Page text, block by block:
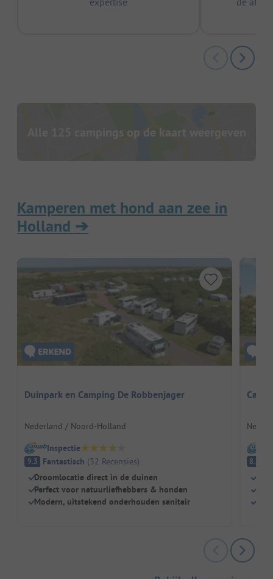
Alle 125 campings op de kaart weergeven
Kamperen met hond aan zee in
Holland ➔
Duinpark en Camping De Robbenjager
Nederland / Noord-Holland
Inspectie
9.3 Fantastisch (32 Recensies)
Droomlocatie direct in de duinen
Perfect voor natuurliefhebbers & honden
Modern, uitstekend onderhouden sanitair
8.3